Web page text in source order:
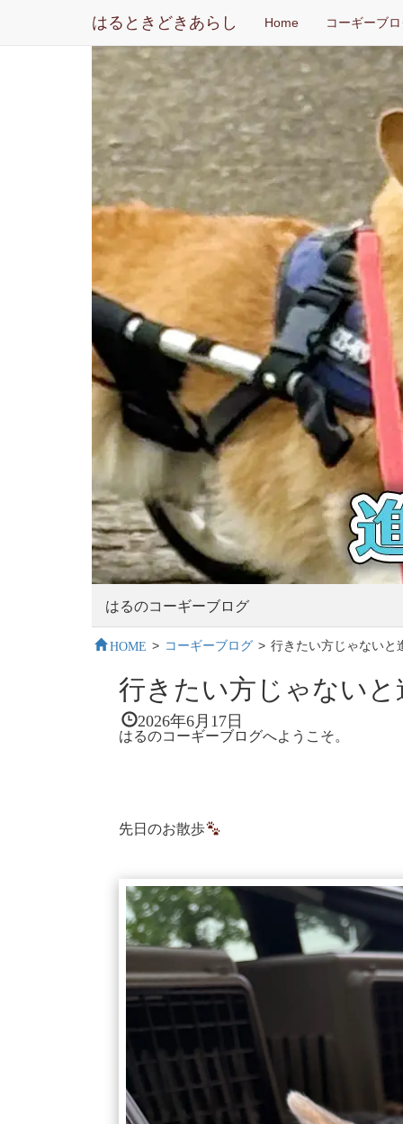
はるときどきあらし Home コーギーブ
はるのコーギーブログ
HOME > コーギーブログ > 行きたい方じゃない
行きたい方じゃない
2026年6月17日
はるのコーギーブログへようこそ。
先日のお散歩